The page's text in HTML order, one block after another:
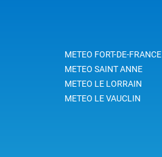
METEO FORT-DE-FRANCE
METEO SAINT ANNE
METEO LE LORRAIN
METEO LE VAUCLIN